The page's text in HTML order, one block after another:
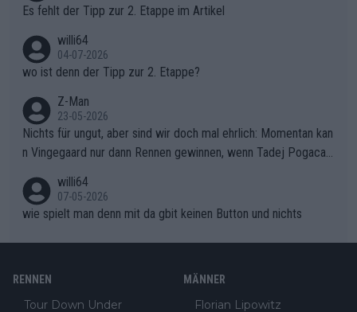
Rückstand im Gesamtklassement – ein Polster, das Niewiado
gibt. Diese Etappe wird sicher als der psychologische Wendep
unkt dieser Tour in die Geschichte eingehen. Wenn man bei so
einem harten Aufstieg einmal den Moment verpasst und der K
onkurrentin die "zweite Luft" schenkt, ist der Schaden am Ber
g kaum noch zu reparieren.Vor uns liegt nun das große Finale R
ichtung Nizza. Niewiadoma hat psychologisch Oberwasser, ab
er SD Worx und Vollering müssen jetzt All-In gehen. (gregman
n)
Es fehlt der Tipp zur 2. Etappe im Artikel
willi64
04-07-2026
wo ist denn der Tipp zur 2. Etappe?
Z-Man
23-05-2026
Nichts für ungut, aber sind wir doch mal ehrlich: Momentan kan
n Vingegaard nur dann Rennen gewinnen, wenn Tadej Pogacar
willi64
07-05-2026
wie spielt man denn mit da gbit keinen Button und nichts
RENNEN
Tour Down Under
MÄNNER
Florian Lipowitz